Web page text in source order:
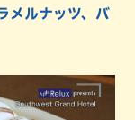
メルナッツ、バ